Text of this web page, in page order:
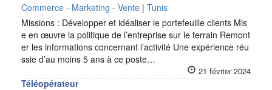
Commerce - Marketing - Vente | Tunis
Missions : Développer et idéaliser le portefeuille clients Mis
e en œuvre la politique de l’entreprise sur le terrain Remont
er les informations concernant l’activité Une expérience réu
ssie d’au moins 5 ans à ce poste…
21 février 2024
Téléopérateur